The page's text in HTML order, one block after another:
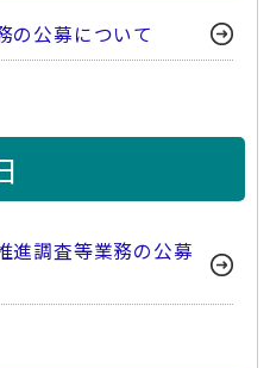
の公募について
進調査等業務の公募